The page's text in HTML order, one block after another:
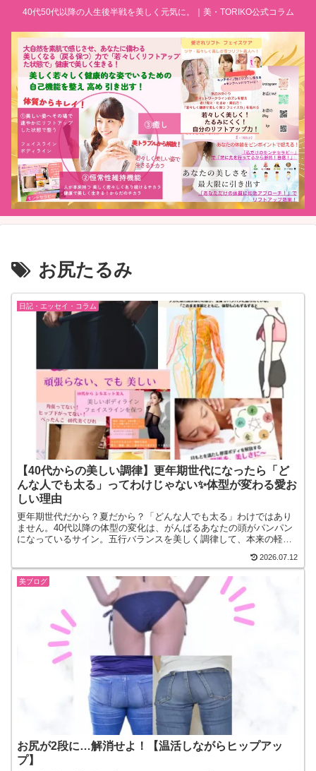
40代50代以降の人生後半戦を美しく元気に。｜美・TORIKO公式コラム
お尻たるみ
日記・エッセイ・コラム
【40代からの美しい調律】更年期世代になったら「ど
んな人でも太る」ってわけじゃない✨体型が変わる愛お
しい理由
​更年期世代だから？夏だから？「どんな人でも太る」わけではあり
ません。40代以降の体型の変化は、がんばるあなたの頭がパンパン
になっているサイン。五行バランスを美しく調律して、本来の軽や
2026.07.12
美ブログ
お尻が2段に…解消せよ！【温活しながらヒップアッ
プ】